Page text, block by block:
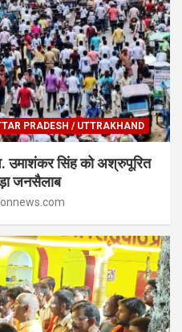
PRADESH / UTTRAKHAND
उमाशंकर सिंह को अश्रुपूरित
जनसैलाब